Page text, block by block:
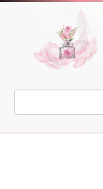
Перейти
Поиск: